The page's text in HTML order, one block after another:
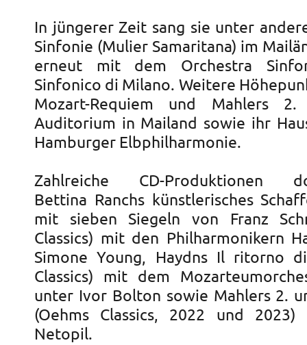
In jüngerer Zeit sang sie unter
Sinfonie (Mulier Samaritana) im
erneut mit dem Orchestra
Sinfonico di Milano. Weitere
Mozart-Requiem und Mahlers
Auditorium in Mailand sowie ihr
Hamburger Elbphilharmonie.
Zahlreiche CD-Produktionen
Bettina Ranchs künstlerisches
mit sieben Siegeln von Franz
Classics) mit den Philharmonikern
Simone Young, Haydns Il ritorno
Classics) mit dem
unter Ivor Bolton sowie Mahlers 2.
(Oehms Classics, 2022 und 2023)
Netopil.